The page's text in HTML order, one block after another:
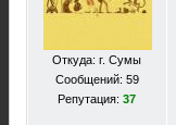
Откуда: г. Сумы
Сообщений: 59
Репутация:37